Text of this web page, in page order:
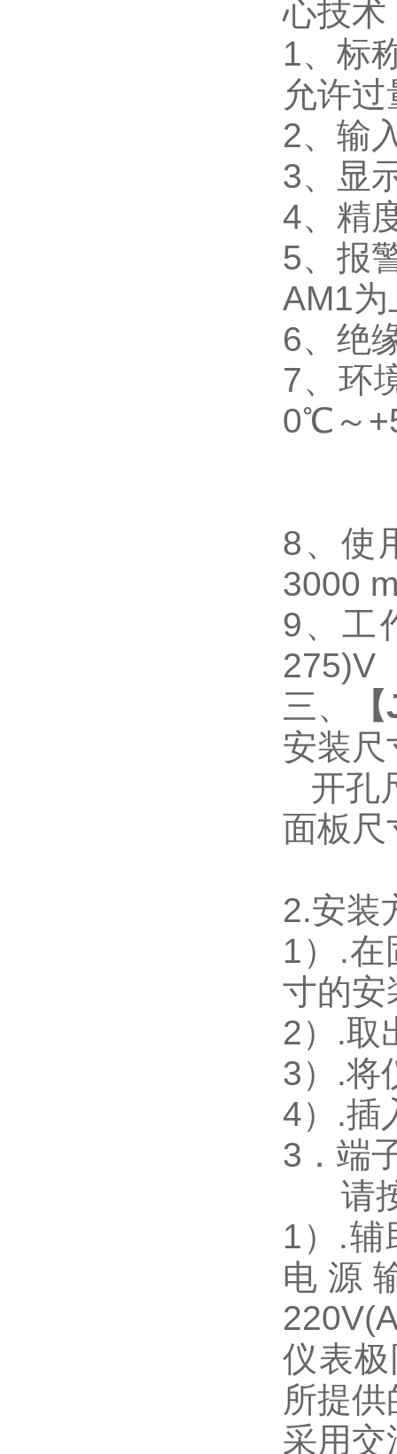
心技术
1、标
允许
2、输
3、 显
4、精
5、 报
AM1
6、 绝
7、 环
0℃～
8 、使
3000
9 、工
三、
【
安装尺
开孔
面板尺
2.安装
1 ）.
寸的安
2）.取
3）.将
4）.插
3 ．端
请
1 ） .辅
电源
仪表
所提
采用交